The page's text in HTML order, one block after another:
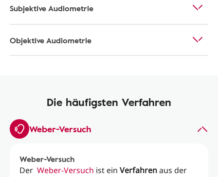
Subjektive Audiometrie
Objektive Audiometrie
Die häufigsten Verfahren
Weber-Versuch
Weber-Versuch
Der Weber-Versuch ist ein Verfahrenaus der